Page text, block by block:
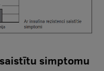
simptomu